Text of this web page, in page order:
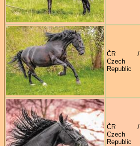
ČR /
Czech
Republic
ČR /
Czech
Republic